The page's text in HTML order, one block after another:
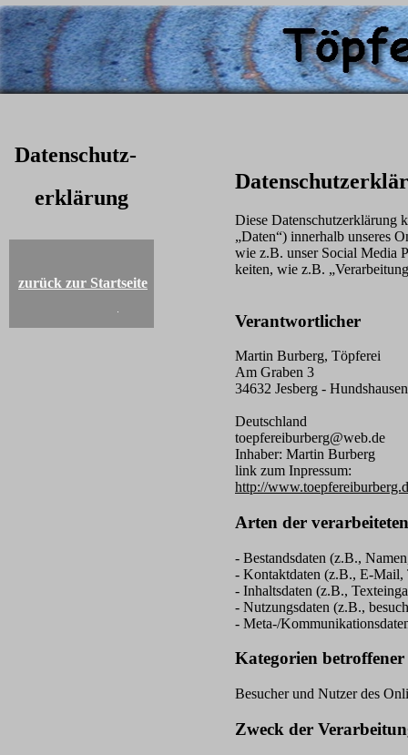
Datenschutz-
erklärung
zurück zur Startseite
Diese Datenschutzerklärung
„Daten“) innerhalb unseres
wie z.B. unser Social Media
keiten, wie z.B.
Verantwortlicher
Martin Burberg, Töpferei
Am Graben 3
34632 Jesberg - Hundshausen
Deutschland
toepfereiburberg@web.de
Inhaber: Martin Burberg
link zum Inpressum:
http://
Arten der
- Bestandsdaten (z.B.,
- Kontaktdaten (z.B., E-Mail,
- Inhaltsdaten (z.B.,
- Nutzungsdaten (z.B.,
- Meta-/
Kategorien betroffener
Besucher und Nutzer des
Zweck der